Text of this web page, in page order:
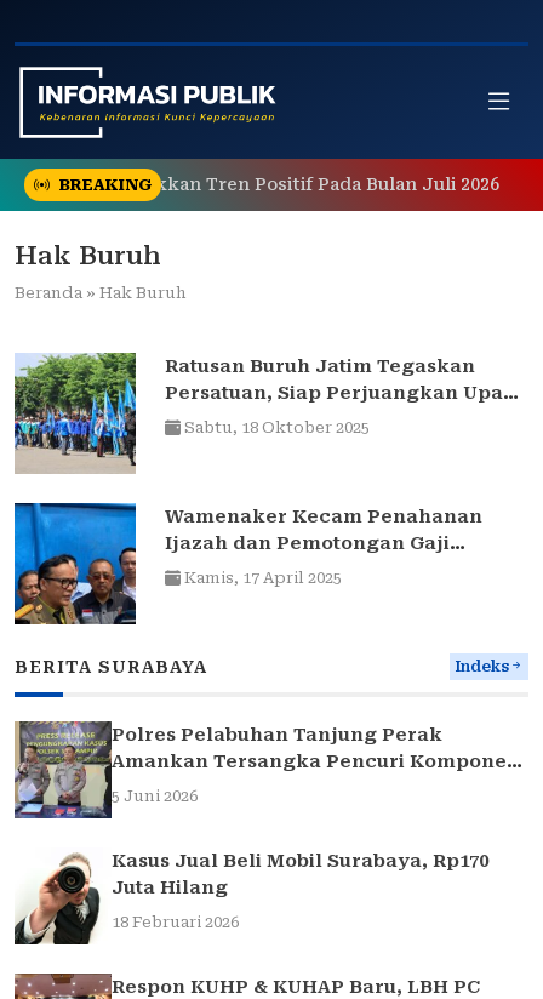
to
content
BREAKING
Menunjukkan Tren Positif Pada Bulan Juli 2026
Hak Buruh
Beranda » Hak Buruh
Ratusan Buruh Jatim Tegaskan
Persatuan, Siap Perjuangkan Upah
2026Sabtu, 18 Oktober 2025
Wamenaker Kecam Penahanan
Ijazah dan Pemotongan Gaji
Karyawan oleh Perusahaan di
Kamis, 17 April 2025
BERITA SURABAYA Indeks
Polres Pelabuhan Tanjung Perak
Amankan Tersangka Pencuri Komponen
Traffic Light di Surabaya
5 Juni 2026
Kasus Jual Beli Mobil Surabaya, Rp170
Juta Hilang
18 Februari 2026
Respon KUHP & KUHAP Baru, LBH PC